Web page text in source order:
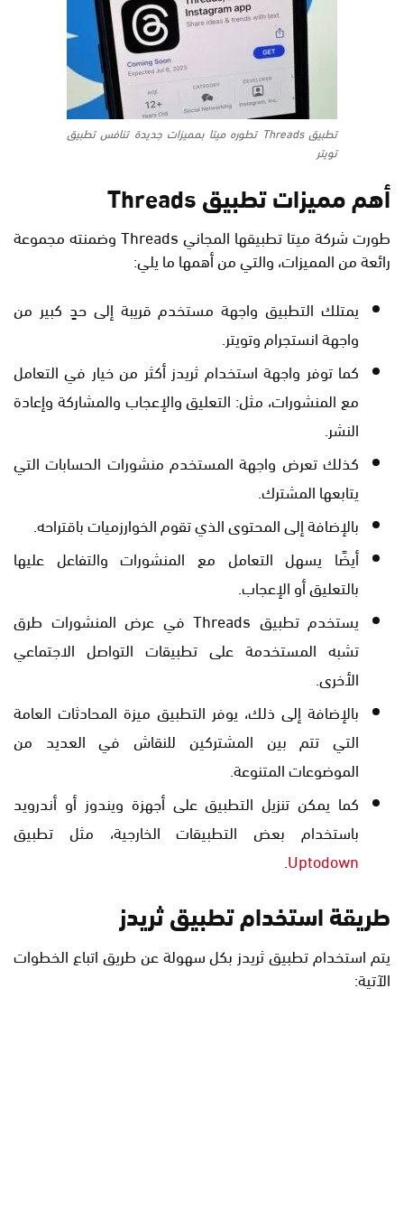
تطبيق Threads تطوره ميتا بمميزات جديدة تنافس تطبيق
تويتر
أهم مميزات تطبيق Threads
طورت شركة ميتا تطبيقها المجاني Threads وضمنته مجموعة
رائعة من المميزات، والتي من أهمها ما يلي:
يمتلك التطبيق واجهة مستخدم قريبة إلى حدٍ كبير من
واجهة انستجرام وتويتر.
كما توفر واجهة استخدام ثريدز أكثر من خيار في التعامل
مع المنشورات، مثل: التعليق والإعجاب والمشاركة وإعادة
النشر.
كذلك تعرض واجهة المستخدم منشورات الحسابات التي
يتابعها المشترك.
بالإضافة إلى المحتوى الذي تقوم الخوارزميات باقتراحه.
أيضًا يسهل التعامل مع المنشورات والتفاعل عليها
بالتعليق أو الإعجاب.
يستخدم تطبيق Threads في عرض المنشورات طرق
تشبه المستخدمة على تطبيقات التواصل الاجتماعي
الأخرى.
بالإضافة إلى ذلك، يوفر التطبيق ميزة المحادثات العامة
التي تتم بين المشتركين للنقاش في العديد من
الموضوعات المتنوعة.
كما يمكن تنزيل التطبيق على أجهزة ويندوز أو أندرويد
باستخدام بعض التطبيقات الخارجية، مثل تطبيق
Uptodown
.
طريقة استخدام تطبيق ثريدز
يتم استخدام تطبيق ثريدز بكل سهولة عن طريق اتباع الخطوات
الآتية: